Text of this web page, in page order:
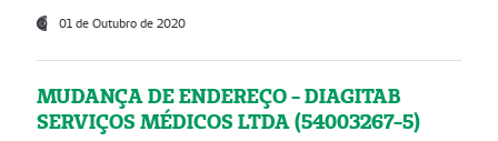
01 de Outubro de 2020
MUDANÇA DE ENDEREÇO - DIAGITAB
SERVIÇOS MÉDICOS LTDA (54003267-5)